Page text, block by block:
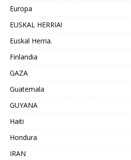
Europa
EUSKAL HERRIA!
Euskal Herria.
Finlandia
GAZA
Guatemala
GUYANA
Haiti
Hondura
IRAN